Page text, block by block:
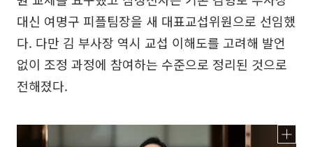
대신 여명구 피플팀장을 새 대표교섭위원으로 선임했
다. 다만 김 부사장 역시 교섭 이해도를 고려해 발언
없이 조정 과정에 참여하는 수준으로 정리된 것으로
전해졌다.